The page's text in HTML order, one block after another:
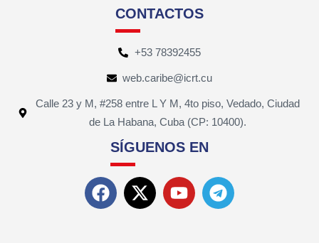
CONTACTOS
+53 78392455
web.caribe@icrt.cu
Calle 23 y M, #258 entre L Y M, 4to piso, Vedado, Ciudad
de La Habana, Cuba (CP: 10400).
SÍGUENOS EN